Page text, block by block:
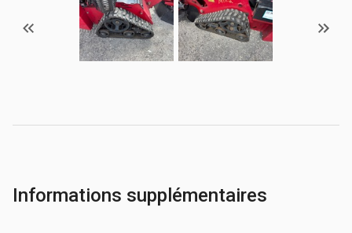
Informations supplémentaires